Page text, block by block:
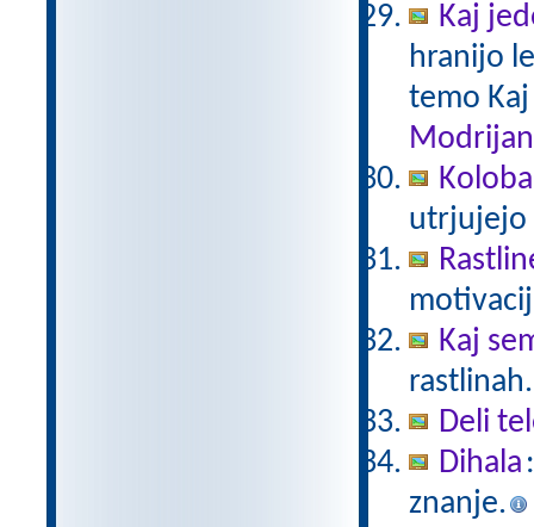
Kaj
hranijo
temo
Modrijan
utrjujejo
Kaj
Deli
Dihala
znanje.